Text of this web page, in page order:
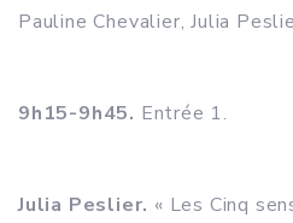
Pauline Chevalier, Julia
9h15-9h45. Entrée 1.
Julia Peslier. « Les Cinq